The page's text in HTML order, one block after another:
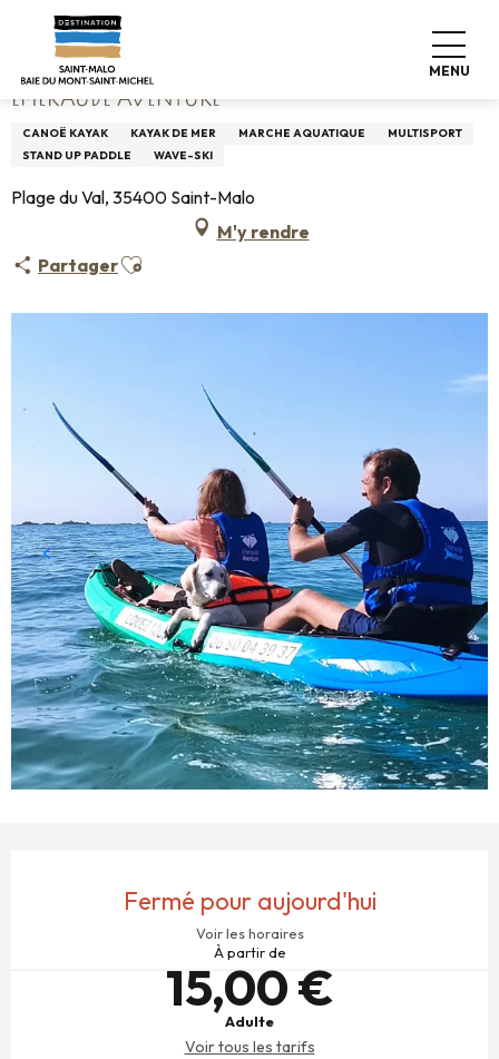
contenu
principal
MENU
Accueil Emeraude Aventure
EMERAUDE AVENTURE
CANOË KAYAK KAYAK DE MER MARCHE AQUATIQUE
MULTISPORT
STAND UP PADDLE
WAVE-SKI
Plage du Val, 35400 Saint-Malo
M'y rendre
PartagerAjouter aux favoris
Fermé pour aujourd'hui
Voir les horaires
À partir de
15,00 €
Adulte
Voir tous les tarifs